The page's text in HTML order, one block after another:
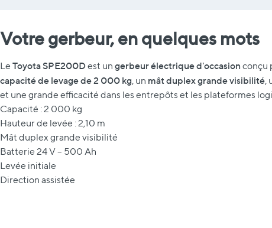
Votre gerbeur, en quelques mots
Le Toyota SPE200Dest un gerbeur électrique d'occasion conçu
capacité de levage de 2 000 kg, un mât duplex grande visibilité,
et une grande efficacité dans les entrepôts et les plateformes
Capacité : 2 000 kg
Hauteur de levée : 2,10 m
Mât duplex grande visibilité
Batterie 24 V – 500 Ah
Levée initiale
Direction assistée